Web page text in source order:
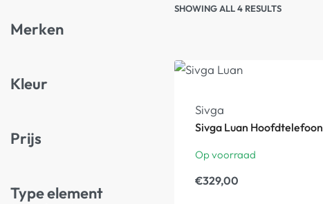
Merken
Kleur
Prijs
Type element
SHOWING ALL 4 RESULTS
Sivga
Sivga Luan Hoofdtelefoon
Op voorraad
€329,00